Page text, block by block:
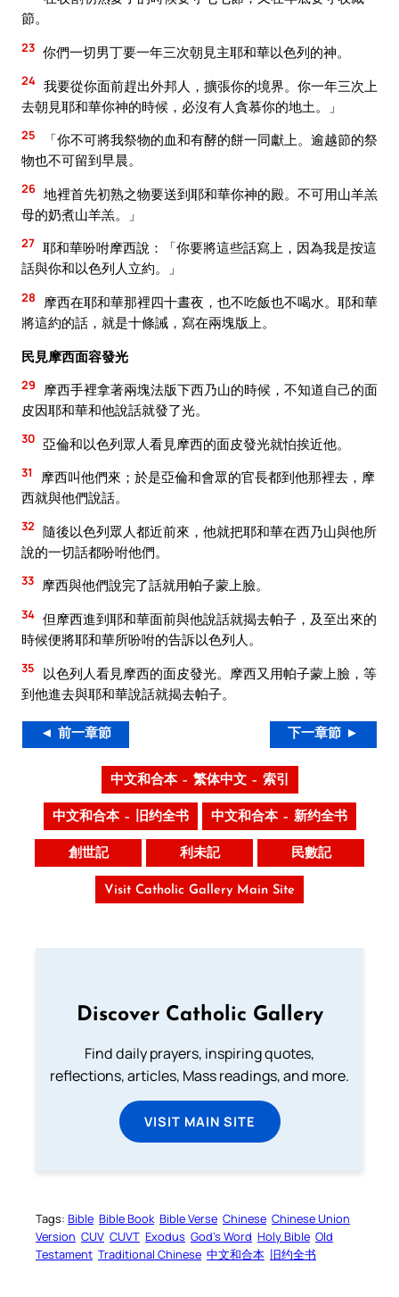
節。
23 你們一切男丁要一年三次朝見主耶和華以色列的神。
24 我要從你面前趕出外邦人，擴張你的境界。你一年三次上
去朝見耶和華你神的時候，必沒有人貪慕你的地土。」
25
「你不可將我祭物的血和有酵的餅一同獻上。逾越節的祭
物也不可留到早晨。
26 地裡首先初熟之物要送到耶和華你神的殿。不可用山羊羔
母的奶煮山羊羔。」
27 耶和華吩咐摩西說：「你要將這些話寫上，因為我是按這
話與你和以色列人立約。」
28
摩西在耶和華那裡四十晝夜，也不吃飯也不喝水。耶和華
將這約的話，就是十條誡，寫在兩塊版上。
民見摩西面容發光
29
摩西手裡拿著兩塊法版下西乃山的時候，不知道自己的面
皮因耶和華和他說話就發了光。
30 亞倫和以色列眾人看見摩西的面皮發光就怕挨近他。
31
摩西叫他們來；於是亞倫和會眾的官長都到他那裡去，摩
西就與他們說話。
32 隨後以色列眾人都近前來，他就把耶和華在西乃山與他所
說的一切話都吩咐他們。
33 摩西與他們說完了話就用帕子蒙上臉。
34 但摩西進到耶和華面前與他說話就揭去帕子，及至出來的
時候便將耶和華所吩咐的告訴以色列人。
35
以色列人看見摩西的面皮發光。摩西又用帕子蒙上臉，等
到他進去與耶和華說話就揭去帕子。
◄ 前一章節 下一章節 ►
中文和合本 – 繁体中文 – 索引
中文和合本 – 旧约全书 中文和合本 – 新约全书
創世記 利未記 民數記
Visit Catholic Gallery Main Site
Discover Catholic Gallery
Find daily prayers, inspiring quotes,
reflections, articles, Mass readings, and more.
VISIT MAIN SITE
Tags: Bible Bible Book Bible Verse Chinese Chinese Union
Version CUV CUVT Exodus God’s Word Holy Bible Old
Testament Traditional Chinese 中文和合本 旧约全书